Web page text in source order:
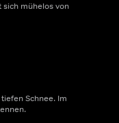
sich mühelos von
Schnee. Im